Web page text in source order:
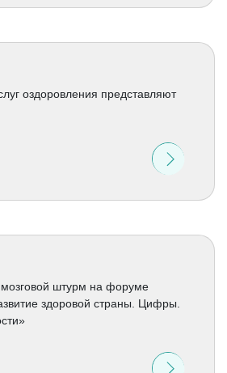
оздоровления представляют
штурм на форуме
здоровой страны. Цифры.